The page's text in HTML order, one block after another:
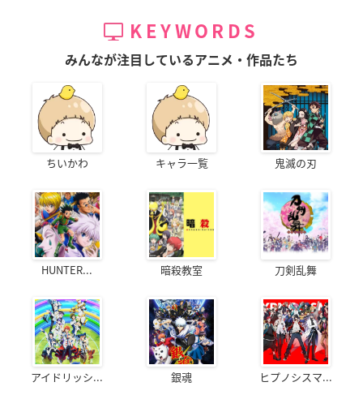
KEYWORDS
みんなが注目しているアニメ・作品たち
ちいかわ キャラ一覧 鬼滅の刃
HUNTER... 暗殺教室 刀剣乱舞
アイドリッシ... 銀魂 ヒプノシスマ...